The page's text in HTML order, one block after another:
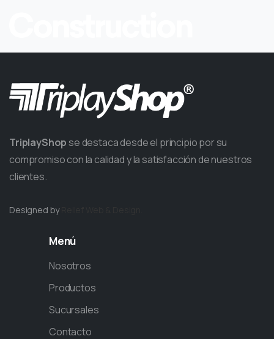
TriplayShop se destaca desde el principio por su
compromiso con la calidad y la satisfacción de nuestros
clientes.
Designed by
Menú
Nosotros
Productos
Sucursales
Contacto